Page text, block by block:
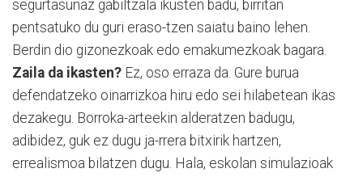
segurtasunaz gabiltzala ikusten badu, birritan
pentsatuko du guri eraso-tzen saiatu baino lehen.
Berdin dio gizonezkoak edo emakumezkoak bagara.
Zaila da ikasten? Ez, oso erraza da. Gure burua
defendatzeko oinarrizkoa hiru edo sei hilabetean ikas
dezakegu. Borroka-arteekin alderatzen badugu,
adibidez, guk ez dugu ja-rrera bitxirik hartzen,
errealismoa bilatzen dugu. Hala, eskolan simulazioak